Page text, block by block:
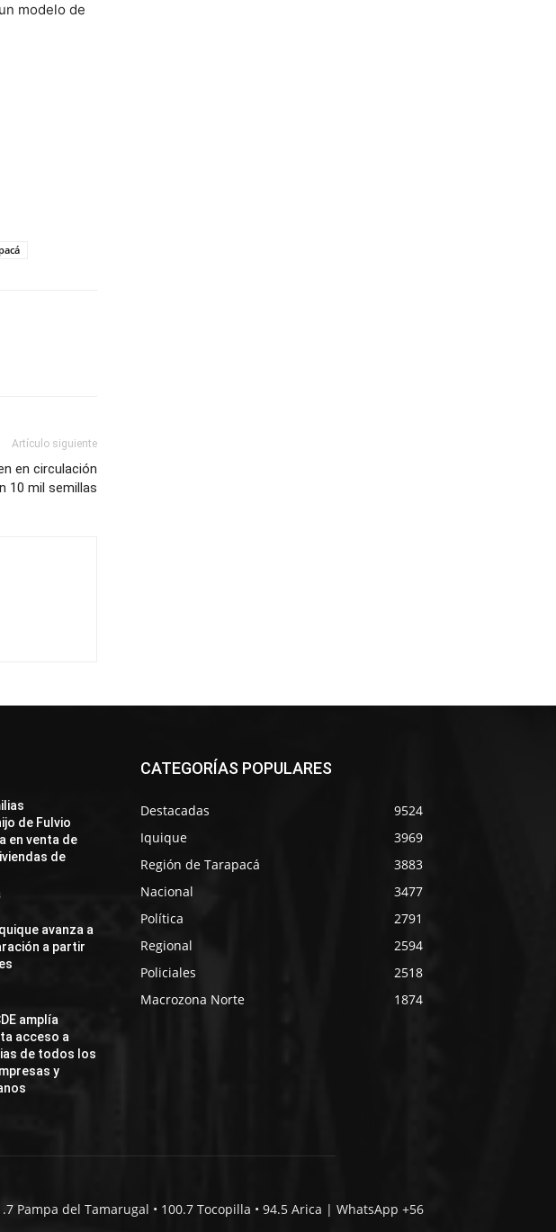
modelo de
Artículo siguiente
en circulación
10 mil semillas
de Fulvio
en venta de
de
avanza a
a partir
amplía
acceso a
de todos los
y
CATEGORÍAS POPULARES
Destacadas
9524
Iquique
3969
Región de Tarapacá
3883
Nacional
3477
Política
2791
Regional
2594
Policiales
2518
Macrozona Norte
1874
del Tamarugal • 100.7 Tocopilla • 94.5 Arica | WhatsApp +56